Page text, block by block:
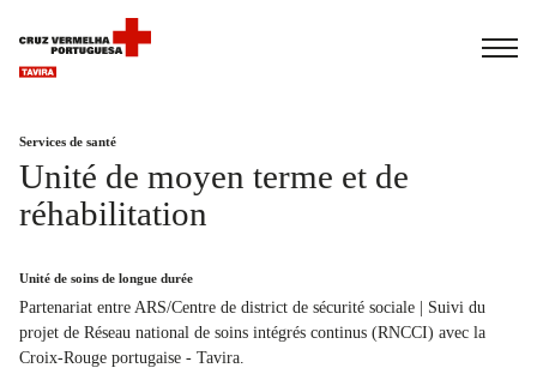
Services de santé
Unité de moyen terme et de
réhabilitation
Unité de soins de longue durée
Partenariat entre ARS/Centre de district de sécurité sociale | Suivi du
projet de Réseau national de soins intégrés continus (RNCCI) avec la
Croix-Rouge portugaise - Tavira.